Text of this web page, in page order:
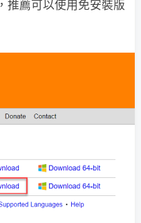
推薦可以使用免安裝版